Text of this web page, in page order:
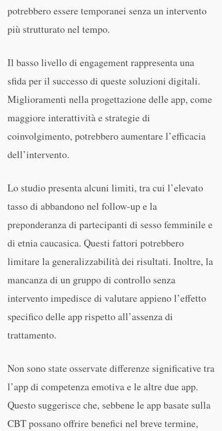
potrebbero essere temporanei senza un intervento
più strutturato nel tempo.
Il basso livello di engagement rappresenta una
sfida per il successo di queste soluzioni digitali.
Miglioramenti nella progettazione delle app, come
maggiore interattività e strategie di
coinvolgimento, potrebbero aumentare l’efficacia
dell’intervento.
Lo studio presenta alcuni limiti, tra cui l’elevato
tasso di abbandono nel follow-up e la
preponderanza di partecipanti di sesso femminile e
di etnia caucasica. Questi fattori potrebbero
limitare la generalizzabilità dei risultati. Inoltre, la
mancanza di un gruppo di controllo senza
intervento impedisce di valutare appieno l’effetto
specifico delle app rispetto all’assenza di
trattamento.
Non sono state osservate differenze significative tra
l’app di competenza emotiva e le altre due app.
Questo suggerisce che, sebbene le app basate sulla
CBT possano offrire benefici nel breve termine,